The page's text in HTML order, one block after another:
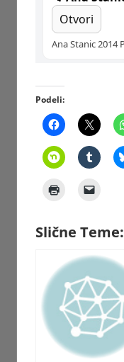
Podeli:
Slične Teme: